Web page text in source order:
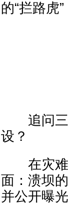
的“拦路虎
追问三
设？
在灾难
面：溃坝
并公开曝